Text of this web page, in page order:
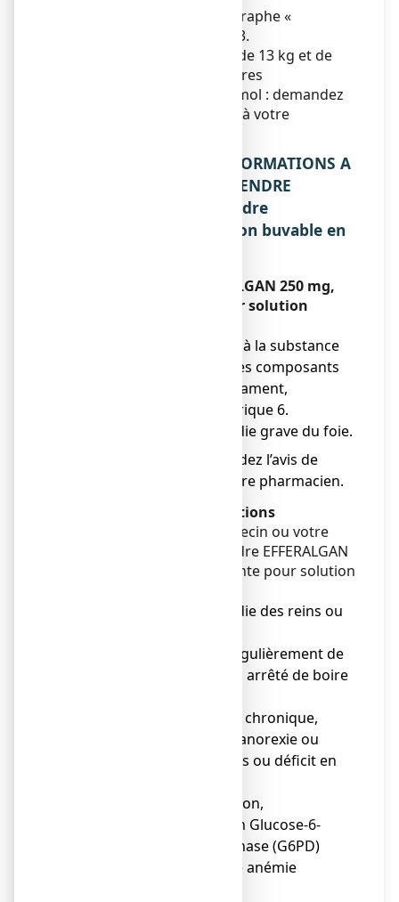
Lire attentivement le paragraphe «
Posologie » de la rubrique 3.
Pour les enfants de moins de 13 kg et de
plus de 50 kg, il existe d'autres
présentations de paracétamol : demandez
conseil à votre médecin ou à votre
2. QUELLES SONT LES INFORMATIONS A
CONNAITRE AVANT DE PRENDRE
EFFERALGAN 250 mg, poudre
effervescente pour solution buvable en
EFFERALGAN 250 mg,
poudre effervescente pour solution
● si vous êtes allergique à la substance
active ou à l’un des autres composants
contenus dans ce médicament,
mentionnés dans la rubrique 6.
● si vous avez une maladie grave du foie.
En cas de doute, demandez l’avis de
votre médecin ou de votre pharmacien.
Avertissements et précautions
Adressez-vous à votre médecin ou votre
pharmacien avant de prendre EFFERALGAN
250 mg, poudre effervescente pour solution
● si vous avez une maladie des reins ou
● si vous consommez régulièrement de
l’alcool ou que vous avez arrêté de boire
● en cas de malnutrition chronique,
jeûne, amaigrissement, anorexie ou
cachexie (faibles réserves ou déficit en
● en cas de déshydratation,
● en cas de déficience en Glucose-6-
Phosphate Déshydrogénase (G6PD)
(pouvant conduire à une anémie